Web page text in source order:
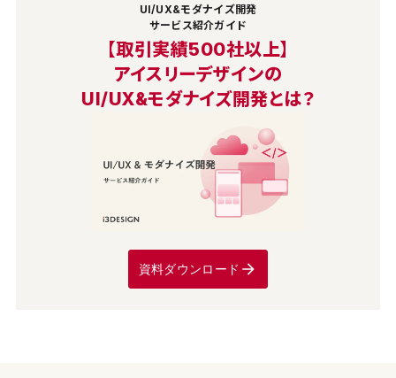
UI/UX&モダナイズ開発
サービス紹介ガイド
【取引実績500社以上】
アイスリーデザインの
UI/UX&モダナイズ開発とは？
資料ダウンロード